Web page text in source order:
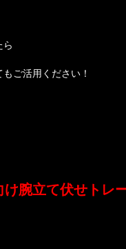
ら
ご活用ください！
け腕立て伏せトレ